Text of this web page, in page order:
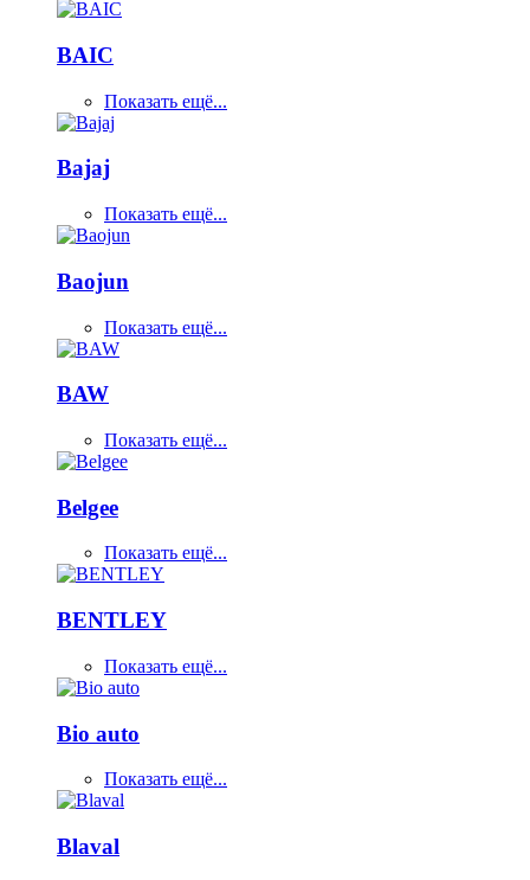
BAIC
Показать ещё...
Bajaj
Показать ещё...
Baojun
Показать ещё...
BAW
Показать ещё...
Belgee
Показать ещё...
BENTLEY
Показать ещё...
Bio auto
Показать ещё...
Blaval